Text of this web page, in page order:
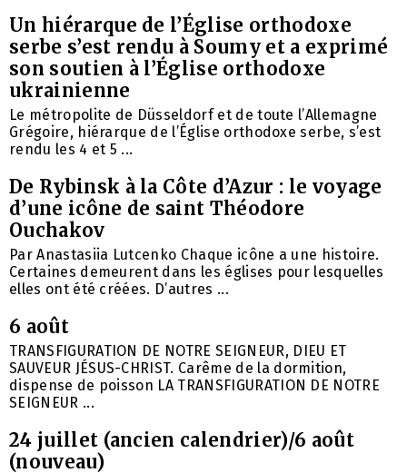
Un hiérarque de l’Église orthodoxe
serbe s’est rendu à Soumy et a exprimé
son soutien à l’Église orthodoxe
ukrainienne
Le métropolite de Düsseldorf et de toute l’Allemagne
Grégoire, hiérarque de l’Église orthodoxe serbe, s’est
rendu les 4 et 5 ...
De Rybinsk à la Côte d’Azur : le voyage
d’une icône de saint Théodore
Ouchakov
Par Anastasiia Lutcenko Chaque icône a une histoire.
Certaines demeurent dans les églises pour lesquelles
elles ont été créées. D’autres ...
6 août
TRANSFIGURATION DE NOTRE SEIGNEUR, DIEU ET
SAUVEUR JÉSUS-CHRIST. Carême de la dormition,
dispense de poisson LA TRANSFIGURATION DE NOTRE
SEIGNEUR ...
24 juillet (ancien calendrier)/6 août
(nouveau)